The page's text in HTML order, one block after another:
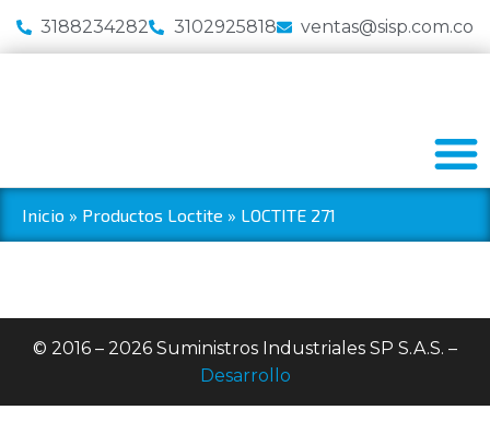
3188234282 3102925818 ventas@sisp.com.co
Inicio » Productos Loctite » LOCTITE 271
© 2016 – 2026 Suministros Industriales SP S.A.S. –
Desarrollo